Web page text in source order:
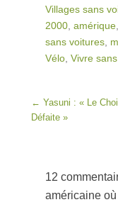
Villages sans
2000 amérique
sans voitures
Vélo Vivre
Post navigation
← Yasuni : « Le
Défaite »
12
américaine